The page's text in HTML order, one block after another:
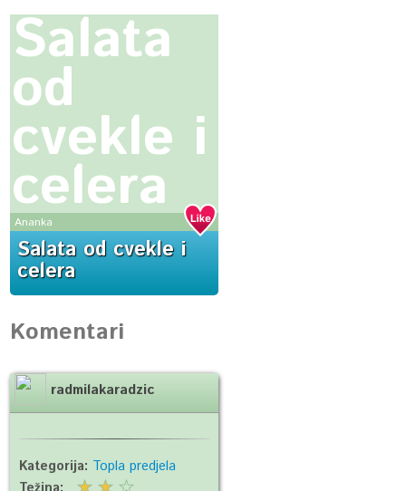
Salata
od
cvekle i
celera
Ananka
Salata od cvekle i
celera
Komentari
radmilakaradzic
Kategorija: Topla predjela